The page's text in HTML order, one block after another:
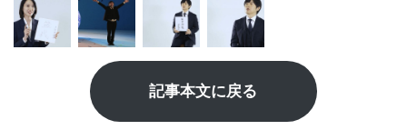
記事本文に戻る